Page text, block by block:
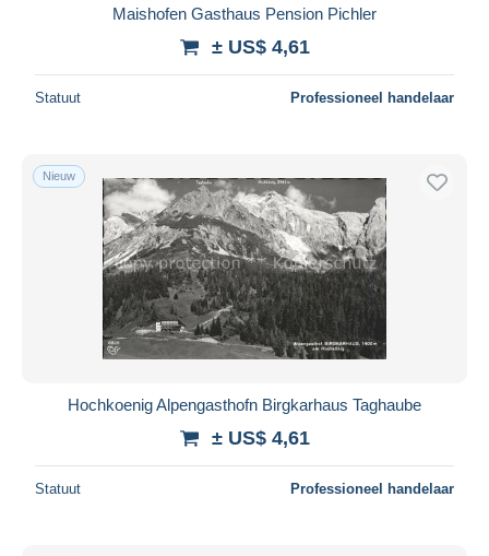
Maishofen Gasthaus Pension Pichler
± US$ 4,61
Statuut Professioneel handelaar
Nieuw
Hochkoenig Alpengasthofn Birgkarhaus Taghaube
± US$ 4,61
Statuut Professioneel handelaar